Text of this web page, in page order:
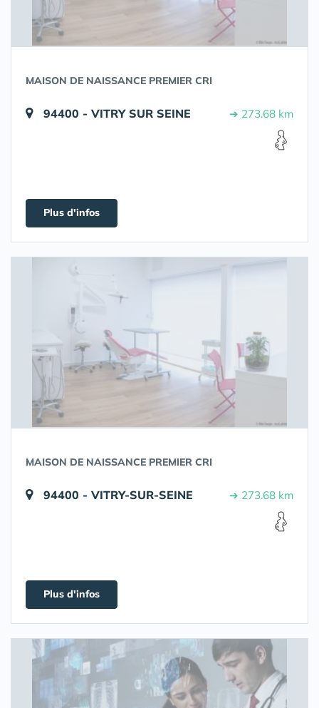
MAISON DE NAISSANCE PREMIER CRI
94400 - VITRY SUR SEINE ➔ 273.68 km
Plus d'infos
MAISON DE NAISSANCE PREMIER CRI
94400 - VITRY-SUR-SEINE ➔ 273.68 km
Plus d'infos